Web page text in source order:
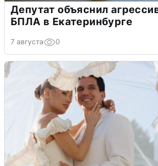
Депутат объяснил
БПЛА в Екатеринбурге
7 августа 0